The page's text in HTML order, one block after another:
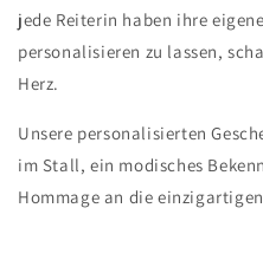
jede Reiterin haben ihre
personalisieren zu lassen,
Herz.
Unsere personalisierten
im Stall, ein modisches
Hommage an die